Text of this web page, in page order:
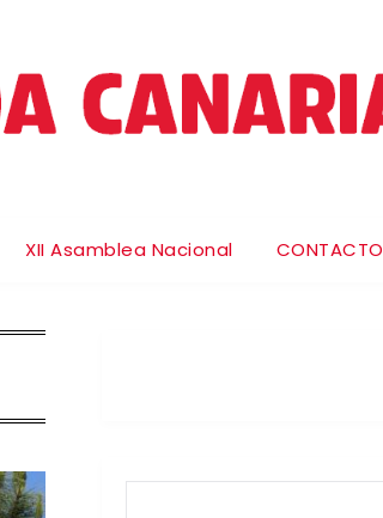
XII Asamblea Nacional CONTACTO